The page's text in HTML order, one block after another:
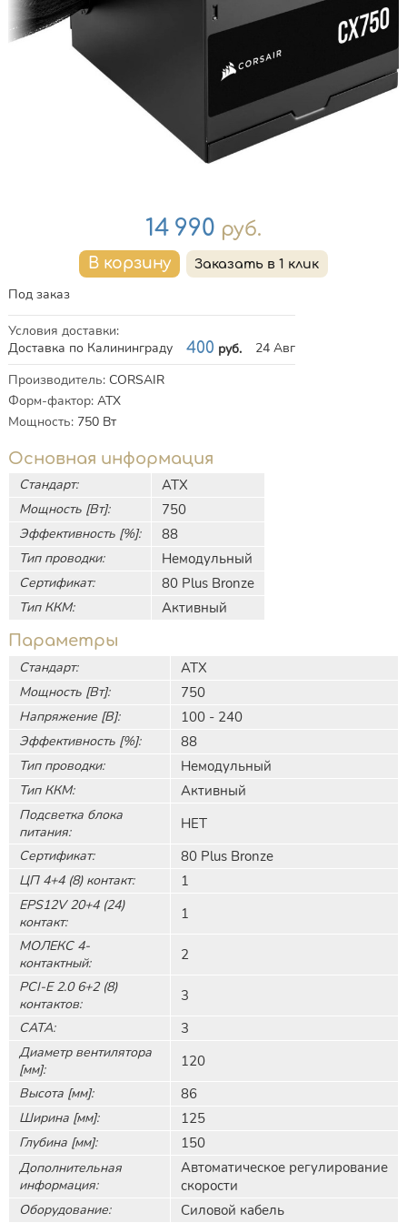
Цена
14 990 руб.
Под заказ
Условия доставки:
Доставка по Калининграду
400 руб.
24 Авг
Характеристики
Производитель: CORSAIR
Форм-фактор: ATX
Мощность: 750 Вт
Основная информация
Стандарт: АТХ
Мощность [Вт]: 750
Эффективность [%]: 88
Тип проводки: Немодульный
Сертификат: 80 Plus Bronze
Тип ККМ:
Активный
Параметры
Стандарт: АТХ
Мощность [Вт]: 750
Напряжение [В]: 100 - 240
Эффективность [%]: 88
Тип проводки: Немодульный
Тип ККМ: Активный
Подсветка блока
питания:
НЕТ
Сертификат: 80 Plus Bronze
ЦП 4+4 (8) контакт: 1
EPS12V 20+4 (24)
контакт:
1
МОЛЕКС 4-
контактный:
2
PCI-E 2.0 6+2 (8)
контактов:
3
САТА: 3
Диаметр вентилятора
[мм]:
120
Высота [мм]: 86
Ширина [мм]: 125
Глубина [мм]: 150
Дополнительная
информация:
Автоматическое регулирование
скорости
Оборудование: Силовой кабель